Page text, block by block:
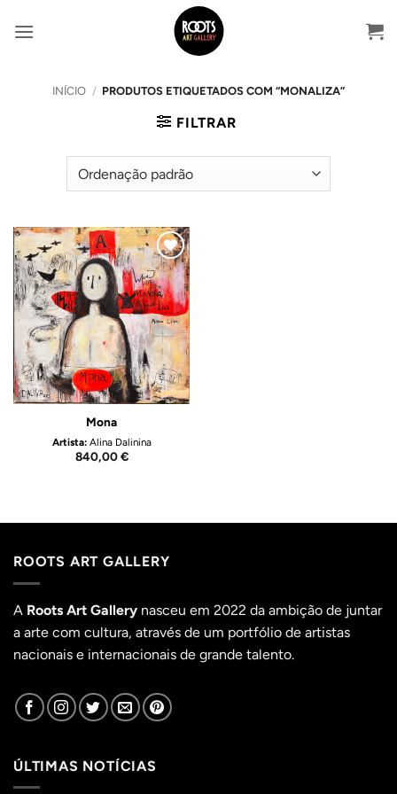
INÍCIO / PRODUTOS ETIQUETADOS COM “MONALIZA”
FILTRAR
Adicionar
ao
Wishlist
Mona
Artista: Alina Dalinina
840,00€
ROOTS ART GALLERY
A Roots Art Gallery nasceu em 2022 da ambição de juntar
a arte com cultura, através de um portfólio de artistas
nacionais e internacionais de grande talento.
ÚLTIMAS NOTÍCIAS